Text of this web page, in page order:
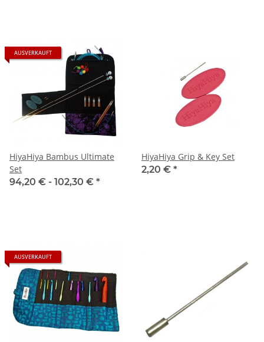
AUSVERKAUFT
HiyaHiya Bambus Ultimate
Set
94,20 € - 102,30 € *
HiyaHiya Grip & Key Set
2,20 € *
AUSVERKAUFT